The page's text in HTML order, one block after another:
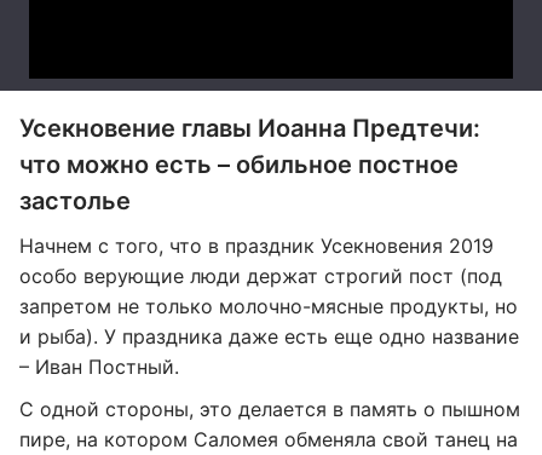
Усекновение главы Иоанна Предтечи:
что можно есть – обильное постное
застолье
Начнем с того, что в праздник Усекновения 2019
особо верующие люди держат строгий пост (под
запретом не только молочно-мясные продукты, но
и рыба). У праздника даже есть еще одно название
– Иван Постный.
С одной стороны, это делается в память о пышном
пире, на котором Саломея обменяла свой танец на